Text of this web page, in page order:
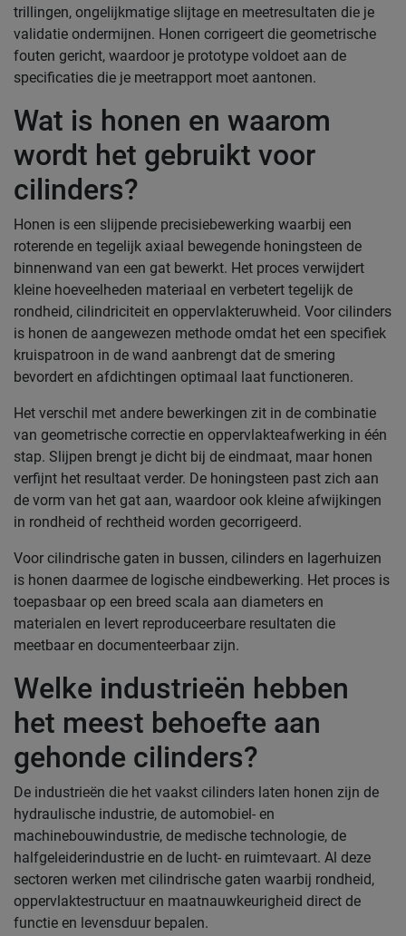
trillingen, ongelijkmatige slijtage en meetresultaten die je
validatie ondermijnen. Honen corrigeert die geometrische
fouten gericht, waardoor je prototype voldoet aan de
specificaties die je meetrapport moet aantonen.
Wat is honen en waarom
wordt het gebruikt voor
cilinders?
Honen is een slijpende precisiebewerking waarbij een
roterende en tegelijk axiaal bewegende honingsteen de
binnenwand van een gat bewerkt. Het proces verwijdert
kleine hoeveelheden materiaal en verbetert tegelijk de
rondheid, cilindriciteit en oppervlakteruwheid. Voor cilinders
is honen de aangewezen methode omdat het een specifiek
kruispatroon in de wand aanbrengt dat de smering
bevordert en afdichtingen optimaal laat functioneren.
Het verschil met andere bewerkingen zit in de combinatie
van geometrische correctie en oppervlakteafwerking in één
stap. Slijpen brengt je dicht bij de eindmaat, maar honen
verfijnt het resultaat verder. De honingsteen past zich aan
de vorm van het gat aan, waardoor ook kleine afwijkingen
in rondheid of rechtheid worden gecorrigeerd.
Voor cilindrische gaten in bussen, cilinders en lagerhuizen
is honen daarmee de logische eindbewerking. Het proces is
toepasbaar op een breed scala aan diameters en
materialen en levert reproduceerbare resultaten die
meetbaar en documenteerbaar zijn.
Welke industrieën hebben
het meest behoefte aan
gehonde cilinders?
De industrieën die het vaakst cilinders laten honen zijn de
hydraulische industrie, de automobiel- en
machinebouwindustrie, de medische technologie, de
halfgeleiderindustrie en de lucht- en ruimtevaart. Al deze
sectoren werken met cilindrische gaten waarbij rondheid,
oppervlaktestructuur en maatnauwkeurigheid direct de
functie en levensduur bepalen.